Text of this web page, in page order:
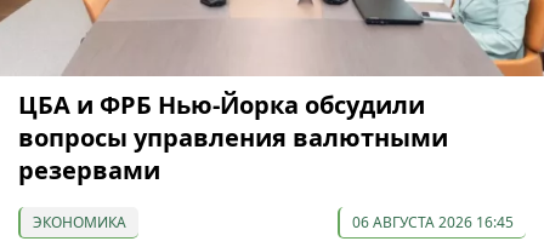
ЦБА и ФРБ Нью-Йорка обсудили
вопросы управления валютными
резервами
ЭКОНОМИКА 06 АВГУСТА 2026 16:45